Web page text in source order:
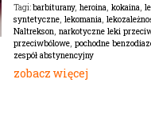
Tagi:barbiturany, heroina, kokaina,
syntetyczne, lekomania,
Naltrekson, narkotyczne leki
przeciwbólowe, pochodne
zespół abstynencyjny
zobacz więcej